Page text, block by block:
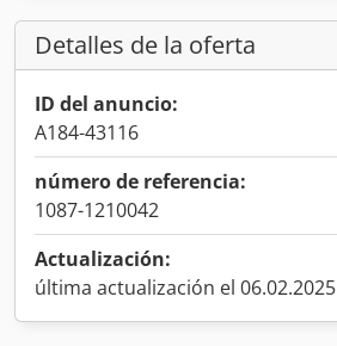
Detalles de la oferta
ID del anuncio:
A184-43116
número de referencia:
1087-1210042
Actualización:
última actualización el 06.02.2025